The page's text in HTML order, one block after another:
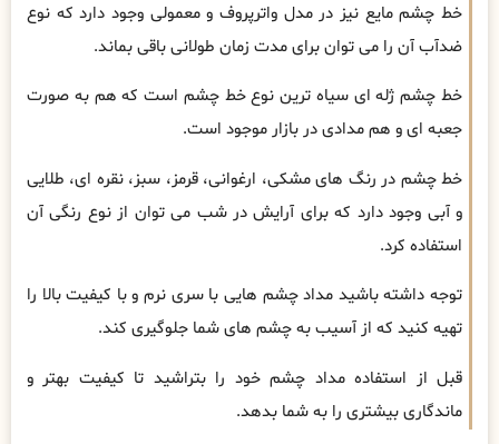
خط چشم مایع نیز در مدل واترپروف و معمولی وجود دارد که نوع
ضدآب آن را می توان برای مدت زمان طولانی باقی بماند.
خط چشم ژله ای سیاه ترین نوع خط چشم است که هم به صورت
جعبه ای و هم مدادی در بازار موجود است.
خط چشم در رنگ های مشکی، ارغوانی، قرمز، سبز، نقره ای، طلایی
و آبی وجود دارد که برای آرایش در شب می توان از نوع رنگی آن
استفاده کرد.
توجه داشته باشید مداد چشم هایی با سری نرم و با کیفیت بالا را
تهیه کنید که از آسیب به چشم های شما جلوگیری کند.
قبل از استفاده مداد چشم خود را بتراشید تا کیفیت بهتر و
ماندگاری بیشتری را به شما بدهد.